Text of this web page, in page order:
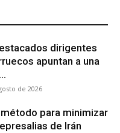
dirigentes
apuntan a una
de 2026
método para minimizar
de Irán